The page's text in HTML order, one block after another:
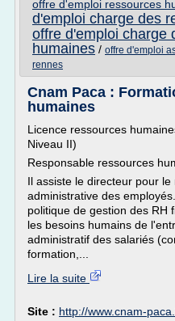
offre d'emploi ressources
d'emploi charge des
offre d'emploi charge
humaines / offre d'emploi
rennes
Cnam Paca :
humaines
Licence ressources
Niveau II)
Responsable ressources
Il assiste le directeur pour
administrative des
politique de gestion des RH
les besoins humains de
administratif des salariés
formation,...
Lire la suite
Site : http://www.cnam-